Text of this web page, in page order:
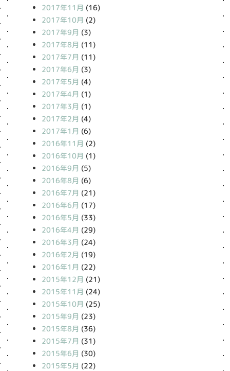
2017年11月 (16)
2017年10月 (2)
2017年9月 (3)
2017年8月 (11)
2017年7月 (11)
2017年6月 (3)
2017年5月 (4)
2017年4月 (1)
2017年3月 (1)
2017年2月 (4)
2017年1月 (6)
2016年11月 (2)
2016年10月 (1)
2016年9月 (5)
2016年8月 (6)
2016年7月 (21)
2016年6月 (17)
2016年5月 (33)
2016年4月 (29)
2016年3月 (24)
2016年2月 (19)
2016年1月 (22)
2015年12月 (21)
2015年11月 (24)
2015年10月 (25)
2015年9月 (23)
2015年8月 (36)
2015年7月 (31)
2015年6月 (30)
2015年5月 (22)